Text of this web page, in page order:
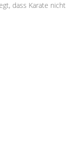
dass Karate nicht